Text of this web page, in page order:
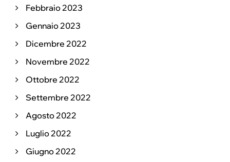
Febbraio 2023
Gennaio 2023
Dicembre 2022
Novembre 2022
Ottobre 2022
Settembre 2022
Agosto 2022
Luglio 2022
Giugno 2022